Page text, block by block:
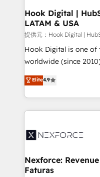
Revenue Operations
Outbound Marketing -
Design & Development We empower our
reach their full
relationship-driven support. With over
technical know-how
need to succeed.
Hook Digital |
LATAM & USA
提供元：Hook Digital |
Hook Digital is one of
worldwide (since
Elite Partner. With
Brazil, and LATAM,
regional experience.
HubSpot Elite
Implementation &
Station, Freshdesk,
objects, automations,
Elite4.9
Nexforce:
Faturas